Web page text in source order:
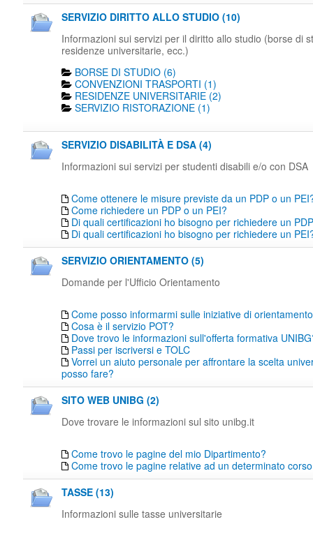
SERVIZIO DIRITTO ALLO STUDIO (10)
Informazioni sui servizi per il diritto allo studio (borse di
residenze universitarie, ecc.)
BORSE DI STUDIO (6)
CONVENZIONI TRASPORTI (1)
RESIDENZE UNIVERSITARIE (2)
SERVIZIO RISTORAZIONE (1)
SERVIZIO DISABILITÀ E DSA (4)
Informazioni sui servizi per studenti disabili e/o con DSA
Come ottenere le misure previste da un PDP o un
Come richiedere un PDP o un PEI?
Di quali certificazioni ho bisogno per richiedere un
Di quali certificazioni ho bisogno per richiedere un
SERVIZIO ORIENTAMENTO (5)
Domande per l'Ufficio Orientamento
Come posso informarmi sulle iniziative di
Cosa è il servizio POT?
Dove trovo le informazioni sull'offerta formativa
Passi per iscriversi e TOLC
Vorrei un aiuto personale per affrontare la scelta
posso fare?
SITO WEB UNIBG (2)
Dove trovare le informazioni sul sito unibg.it
Come trovo le pagine del mio Dipartimento?
Come trovo le pagine relative ad un determinato
TASSE (13)
Informazioni sulle tasse universitarie